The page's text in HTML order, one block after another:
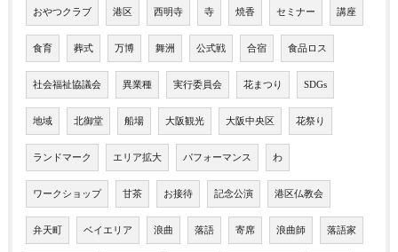
おやつクラブ 港区 西明寺 寺 焼香 セミナー 講座
食育 葬式 万博 舞洲 公式戦 合宿 食品ロス
社会福祉協議会 異業種 実行委員会 花まつり SDGs
地域 北御堂 船場 大阪観光 大阪中央区 花祭り
ランドマーク エリア拡大 パフォーマンス わ
ワークショップ 甘茶 お接待 記念公演 港区仏教会
弁天町 ベイエリア 浪曲 落語 寄席 浪曲師 落語家